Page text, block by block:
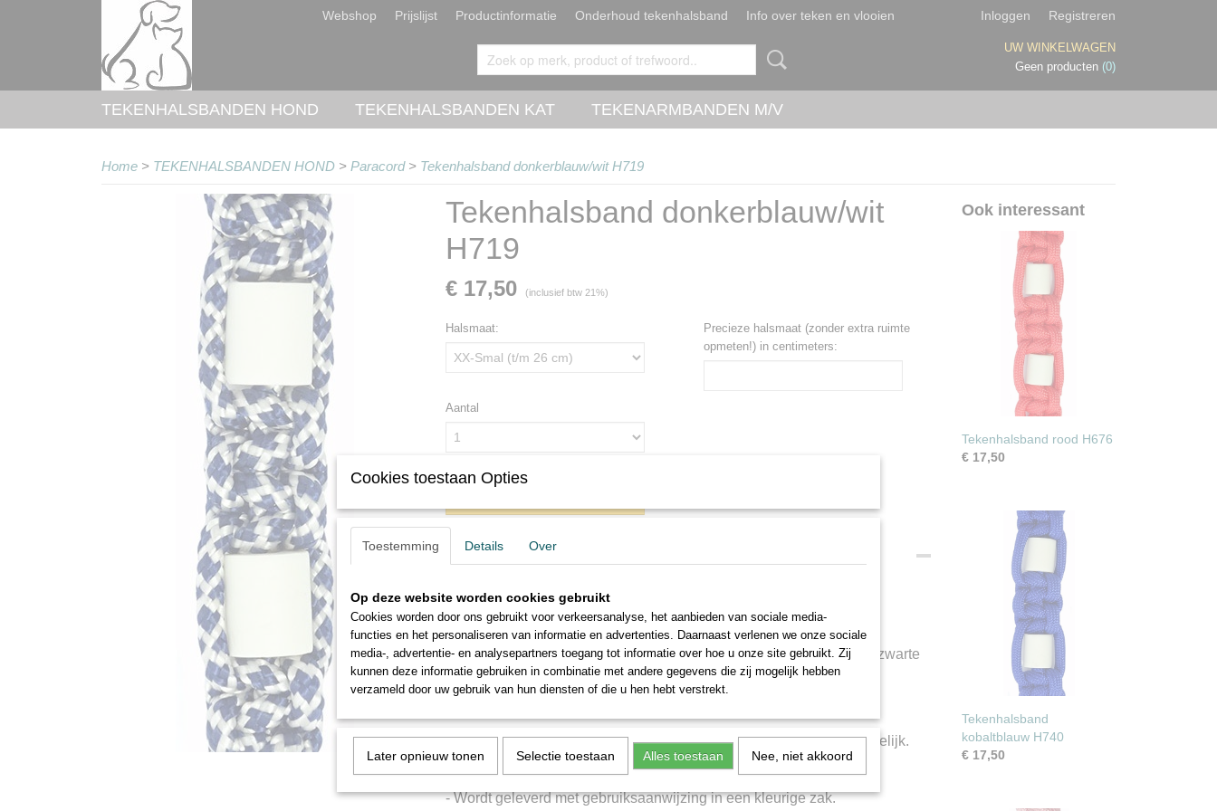
Webshop Prijslijst Productinformatie Onderhoud tekenhalsband Info over teken en vlooien Inloggen Registreren
UW WINKELWAGEN
Geen producten (0)
TEKENHALSBANDEN HOND TEKENHALSBANDEN KAT TEKENARMBANDEN M/V
Home > TEKENHALSBANDEN HOND > Paracord> Tekenhalsband donkerblauw/wit H719
Tekenhalsband donkerblauw/wit
H719
€ 17,50 (inclusief btw 21%)
Halsmaat:
Precieze halsmaat (zonder extra ruimte
opmeten!) in centimeters:
Aantal
Omschrijving
Kleur: donkerblauw/wit.
Dikte paracord: 3 mm.
De halsband wordt standaard geleverd met een zwarte cordlock en zwarte
eindstoppers.
Heeft u bepaalde wensen laat het ons dan weten via het
- Halsband op natuurlijke basis, géén chemicaliën, dus milieuvriendelijk.
- De halsband gaat jaren mee.
- Levering binnen 1-3 werkdagen.
- Wordt geleverd met gebruiksaanwijzing in een kleurige zak.
Ook interessant
Tekenhalsband rood H676
€ 17,50
Tekenhalsband
kobaltblauw H740
€ 17,50
Cookies toestaan Opties
Toestemming Details Over
Op deze website worden cookies gebruikt
Cookies worden door ons gebruikt voor verkeersanalyse, het aanbieden van sociale media-
functies en het personaliseren van informatie en advertenties. Daarnaast verlenen we onze sociale
media-, advertentie- en analysepartners toegang tot informatie over hoe u onze site gebruikt. Zij
kunnen deze informatie gebruiken in combinatie met andere gegevens die zij mogelijk hebben
verzameld door uw gebruik van hun diensten of die u hen hebt verstrekt.
Later opnieuw tonen Selectie toestaan Alles toestaan Nee, niet akkoord